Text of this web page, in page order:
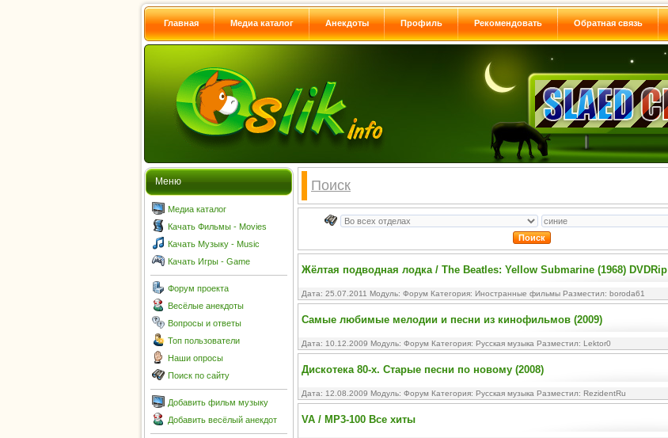
Главная Медиа каталог Анекдоты Профиль Рекомендовать Обратная связь
Меню
Медиа каталог
Качать Фильмы - Movies
Качать Музыку - Music
Качать Игры - Game
Форум проекта
Весёлые анекдоты
Вопросы и ответы
Топ пользователи
Наши опросы
Поиск по сайту
Добавить фильм музыку
Добавить весёлый анекдот
Поиск
Жёлтая подводная лодка / The Beatles: Yellow Submarine (1968) DVDRip
Дата: 25.07.2011 Модуль: Форум Категория: Иностранные фильмы Разместил: boroda61
Самые любимые мелодии и песни из кинофильмов (2009)
Дата: 10.12.2009 Модуль: Форум Категория: Русская музыка Разместил: Lektor0
Дискотека 80-х. Старые песни по новому (2008)
Дата: 12.08.2009 Модуль: Форум Категория: Русская музыка Разместил: RezidentRu
VA / MP3-100 Все хиты